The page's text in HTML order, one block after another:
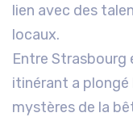
lien avec des
locaux.
Entre Strasbourg
itinérant a
mystères de la